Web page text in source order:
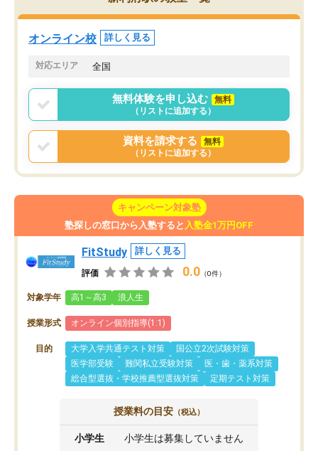
オンライン校 詳しく見る
対応エリア 全国
無料体験を申し込む
無料
（リストに追加する）
資料を請求する
無料
（リストに追加する）
キャンペーン対象塾
塾探しの窓口から入塾すると 入塾金1万円OFF
FitStudy 詳しく見る
評価 0.0 （0件）
対象学年 高1～高3 浪人生
授業形式 オンライン個別指導(1:1)
目的 大学入学共通テスト対策
国公立2次試験対策
医学部受験
難関私立受験対策
医・歯・薬系対策
総合型選抜・学校推薦型選抜対策
定期テスト対策
授業料の目安 （税込）
小学生 小学生は募集していません